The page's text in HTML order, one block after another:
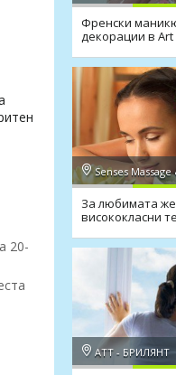
20-
Френски
декорации в
За любимата
висококласни
АТТ - БРИЛЯНТ